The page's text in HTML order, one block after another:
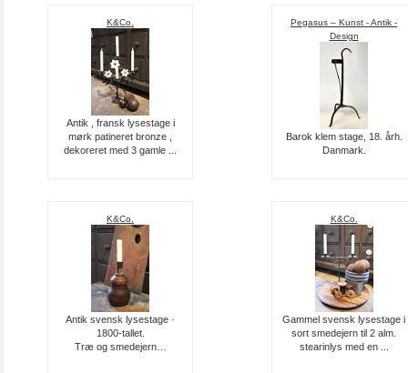
K&Co.
Antik , fransk lysestage i
mørk patineret bronze ,
dekoreret med 3 gamle ...
Pegasus – Kunst - Antik -
Design
Barok klem stage, 18. årh.
Danmark.
K&Co.
Antik svensk lysestage ·
1800-tallet.
Træ og smedejern…
K&Co.
Gammel svensk lysestage i
sort smedejern til 2 alm.
stearinlys med en ...